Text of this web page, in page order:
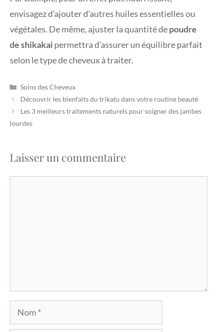
envisagez d’ajouter d’autres huiles essentielles ou
végétales. De même, ajuster la quantité depoudre
de shikakai permettra d’assurer un équilibre parfait
selon le type de cheveux à traiter.
Catégories
Soins des Cheveux
Découvrir les bienfaits du trikatu dans votre routine beauté
Les 3 meilleurs traitements naturels pour soigner des jambes
lourdes
Laisser un commentaire
Nom